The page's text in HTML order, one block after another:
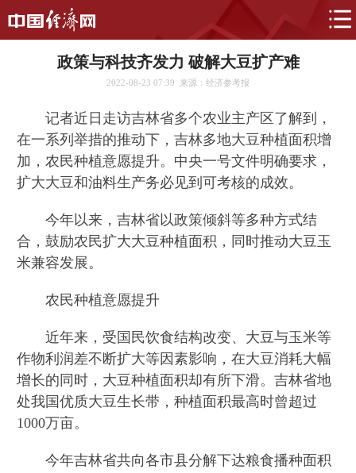
政策与科技齐发力 破解大豆扩产难
2022-08-23 07:39 来源：经济参考报
记者近日走访吉林省多个农业主产区了解到，
在一系列举措的推动下，吉林多地大豆种植面积增
加，农民种植意愿提升。中央一号文件明确要求，
扩大大豆和油料生产务必见到可考核的成效。
今年以来，吉林省以政策倾斜等多种方式结
合，鼓励农民扩大大豆种植面积，同时推动大豆玉
米兼容发展。
农民种植意愿提升
近年来，受国民饮食结构改变、大豆与玉米等
作物利润差不断扩大等因素影响，在大豆消耗大幅
增长的同时，大豆种植面积却有所下滑。吉林省地
处我国优质大豆生长带，种植面积最高时曾超过
1000万亩。
今年吉林省共向各市县分解下达粮食播种面积